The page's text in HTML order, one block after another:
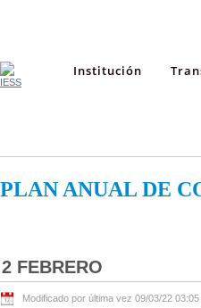
Institución
PLAN ANUAL DE
2 FEBRERO
Modificado por última vez 09/03/22 03:05